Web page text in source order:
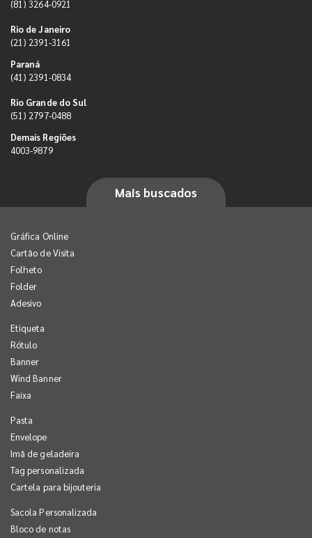
(81) 3264-0921
Rio de Janeiro
(21) 2391-3161
Paraná
(41) 2391-0834
Rio Grande do Sul
(51) 2797-0488
Demais Regiões
4003-9879
Mais buscados
Gráfica Online
Cartão de Visita
Folheto
Folder
Adesivo
Etiqueta
Rótulo
Banner
Wind Banner
Faixa
Pasta
Envelope
Imã de geladeira
Tag personalizada
Cartela para bijouteria
Sacola Personalizada
Bloco de notas